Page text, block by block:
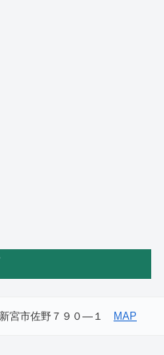
新宮市佐野７９０―１ MAP